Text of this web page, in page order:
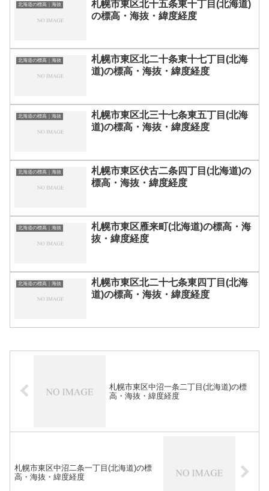
北海道の標高｜海抜
札幌市東区北十五条東十丁目(北海道)
の標高・海抜・緯度経度
北海道の標高｜海抜
札幌市東区北二十条東十七丁目(北海
道)の標高・海抜・緯度経度
北海道の標高｜海抜
札幌市東区北三十七条東五丁目(北海
道)の標高・海抜・緯度経度
北海道の標高｜海抜
札幌市東区伏古二条四丁目(北海道)の
標高・海抜・緯度経度
北海道の標高｜海抜
札幌市東区雁来町(北海道)の標高・海
抜・緯度経度
北海道の標高｜海抜
札幌市東区北二十七条東四丁目(北海
道)の標高・海抜・緯度経度
札幌市東区中沼一条二丁目(北海道)の標
高・海抜・緯度経度
札幌市東区中沼二条一丁目(北海道)の標
高・海抜・緯度経度